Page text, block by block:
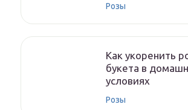
Розы
Как укоренить
букета в
условиях
Розы